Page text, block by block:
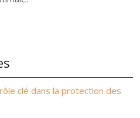
clé dans la protection des